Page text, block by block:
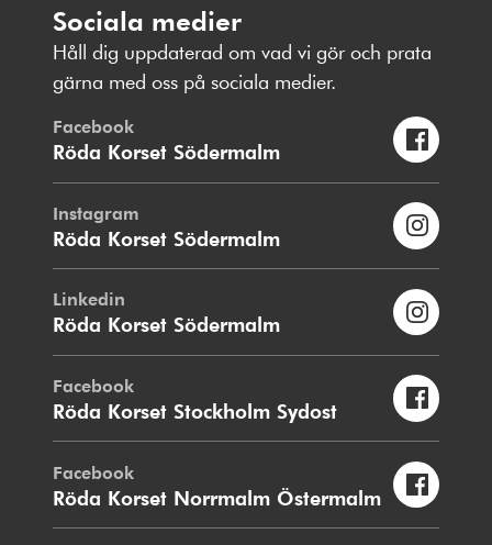
Sociala medier
Håll dig uppdaterad om vad vi gör och prata
gärna med oss på sociala medier.
Facebook
Röda Korset Södermalm
Instagram
Röda Korset Södermalm
Linkedin
Röda Korset Södermalm
Facebook
Röda Korset Stockholm Sydost
Facebook
Röda Korset Norrmalm Östermalm